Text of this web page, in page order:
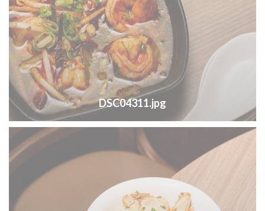
DSC04311.jpg